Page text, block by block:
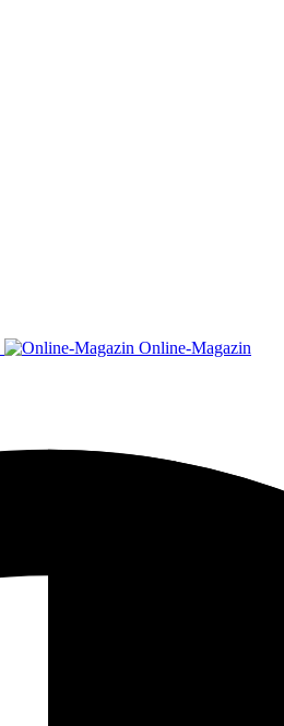
Online-Magazin